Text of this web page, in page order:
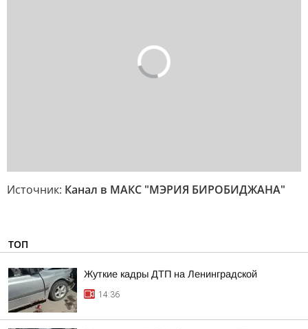
Источник: Канал в МАКС "МЭРИЯ БИРОБИДЖАНА"
ТОП
Жуткие кадры ДТП на Ленинградской
14:36